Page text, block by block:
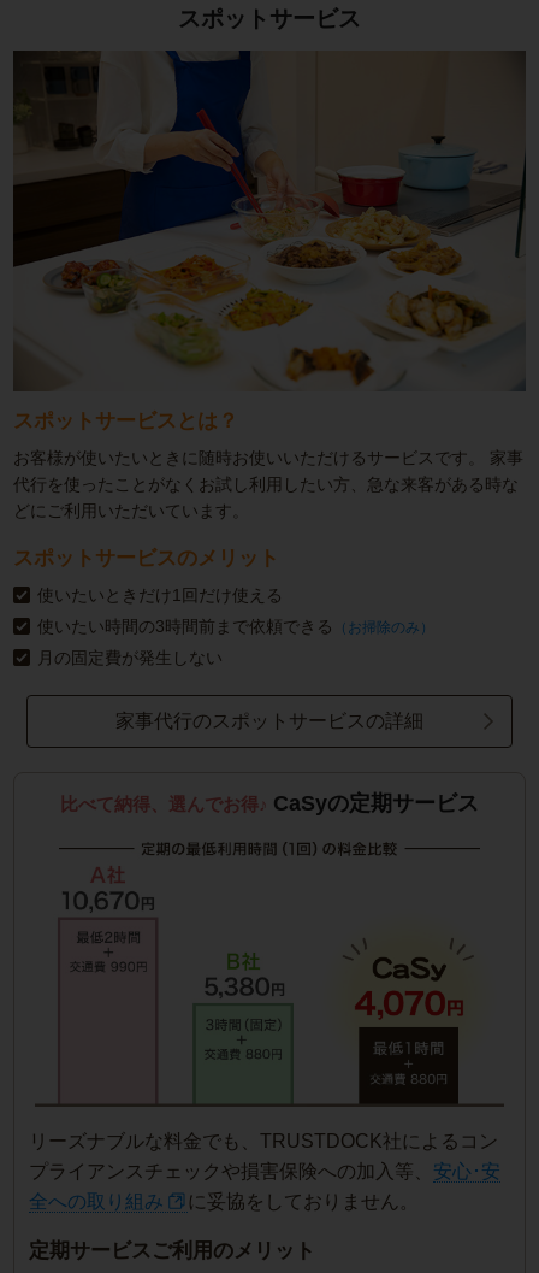
スポットサービス
スポットサービスとは？
お客様が使いたいときに随時お使いいただけるサービスです。
家事
代行を使ったことがなくお試し利用したい方、急な来客がある時な
どにご利用いただいています。
スポットサービスのメリット
使いたいときだけ1回だけ使える
使いたい時間の3時間前まで依頼できる
（お掃除のみ）
月の固定費が発生しない
家事代行のスポットサービスの詳細
比べて納得、選んでお得♪ CaSyの定期サービス
リーズナブルな料金でも、TRUSTDOCK社によるコン
プライアンスチェックや損害保険への加入等、 安心･安
全への取り組み
に妥協をしておりません。
定期サービスご利用のメリット